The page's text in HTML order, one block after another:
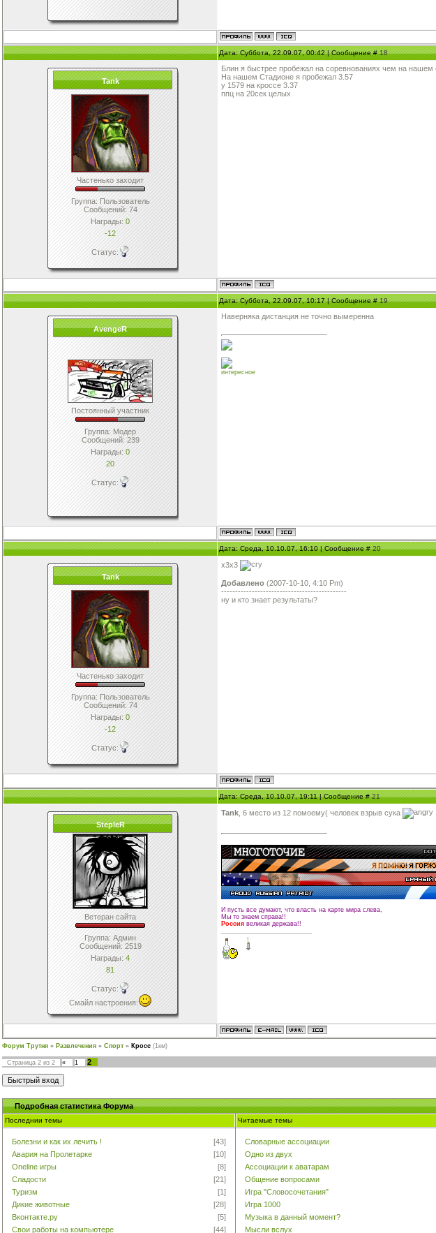
Дата: Суббота, 22.09.07, 00:42 | Сообщение #18
Tank
Частенько заходит
Группа: Пользователь
Сообщений:74
Награды:0
-12
Статус:
Блин я быстрее пробежал на соревнованиях чем на нашем
На нашем Стадионе я пробежал 3.57
у 1579 на кроссе 3.37
ппц на 20сек целых
Дата: Суббота, 22.09.07, 10:17 | Сообщение #19
AvengeR
Постоянный участник
Группа: Модер
Сообщений:239
Награды:0
20
Статус:
Наверняка дистанция не точно вымеренна
интересное
Дата: Среда, 10.10.07, 16:10 | Сообщение #20
Tank
Частенько заходит
Группа: Пользователь
Сообщений:74
Награды:0
-12
Статус:
х3х3
Добавлено (2007-10-10, 4:10 Pm)
---------------------------------------------
ну и кто знает результаты?
Дата: Среда, 10.10.07, 19:11 | Сообщение #21
StepleR
Ветеран сайта
Группа: Админ
Сообщений:2519
Награды:4
81
Статус:
Смайл настроения:
Tank , 6 место из 12 помоему( человек взрыв сука
И пусть все думают, что власть на карте мира слева,
Мы то знаем справа!!
Россия великая держава!!
Форум Трутня » Развлечения » Спорт » Кросс (1км)
Страница 2 из 2 « 1
2
Подробная cтатистика Форума
Последнии темы Читаемые темы
Болезни и как их лечить !
[43]
Авария на Пролетарке
[10]
Oneline игры
[8]
Сладости
[21]
Туризм
[1]
Дикие животные
[28]
Вконтакте.ру
[5]
Свои работы на компьютере
[44]
Словарные ассоциации
Одно из двух
Ассоциации к аватарам
Общение вопросами
Игра "Словосочетания"
Игра 1000
Музыка в данный момент?
Мысли вслух